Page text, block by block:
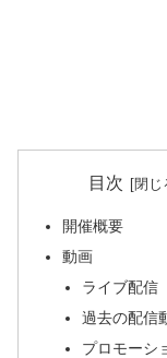
目次
開催概要
動画
ライブ配信
過去の配信
プロモーシ